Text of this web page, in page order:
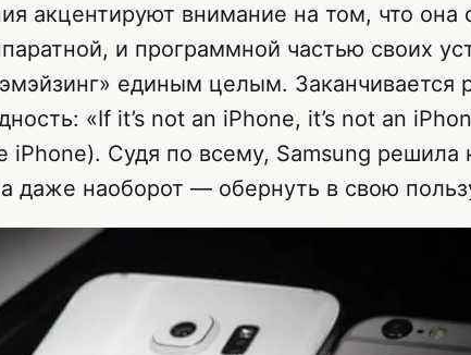
акцентируют внимание на том, что она
и программной частью своих
единым целым. Заканчивается
«If it’s not an iPhone, it’s not an
iPhone). Судя по всему, Samsung решила
даже наоборот — обернуть в свою